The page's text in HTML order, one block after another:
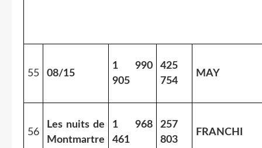
55 08/15
1 990
905
425
754
MAY
56
Les nuits de
Montmartre
1 968
461
257
803
FRANCHI